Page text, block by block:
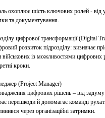
охоплює шість ключових ролей -
та документування.
цифрової трансформації (Digital
розвиток підрозділу: визначає
військових із можливостями цифрових
кроки.
(Project Manager)
цифрових рішень – від
перешкоди й допомагає команді
через організаційні затримки.